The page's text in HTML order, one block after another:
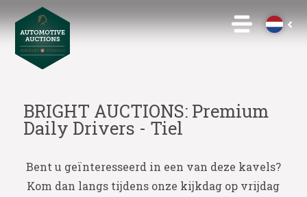
BRIGHT AUCTIONS: Premium
Daily Drivers - Tiel
Bent u geïnteresseerd in een van deze kavels?
Kom dan langs tijdens onze kijkdag op vrijdag